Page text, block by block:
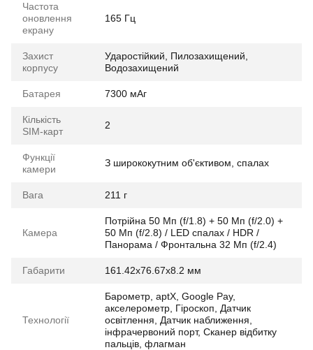
Частота
оновлення
екрану
165 Гц
Захист
корпусу
Ударостійкий, Пилозахищений,
Водозахищений
Батарея 7300 мАг
Кількість
SIM-карт
2
Функції
камери
З ширококутним об'єктивом, спалах
Вага 211 г
Камера
Потрійна 50 Мп (f/1.8) + 50 Мп (f/2.0) +
50 Мп (f/2.8) / LED спалах / HDR /
Панорама / Фронтальна 32 Мп (f/2.4)
Габарити 161.42x76.67x8.2 мм
Технології
Барометр, aptX, Google Pay,
акселерометр, Гіроскоп, Датчик
освітлення, Датчик наближення,
інфрачервоний порт, Сканер відбитку
пальців, флагман